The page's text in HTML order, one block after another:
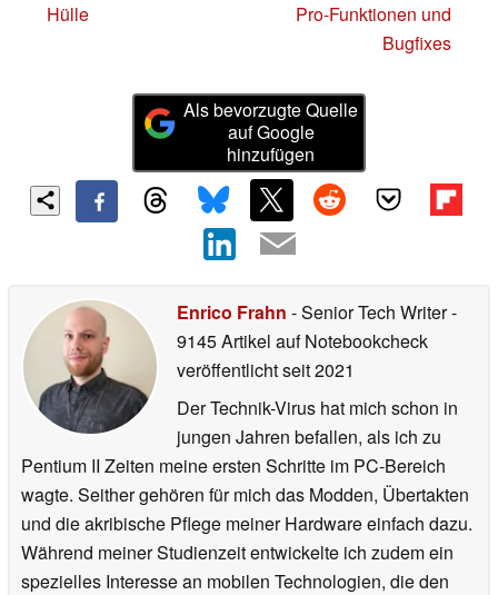
Hülle
Pro-Funktionen und
Bugfixes
Als bevorzugte Quelle
auf Google
hinzufügen
Enrico Frahn - Senior Tech Writer-
9145 Artikel auf Notebookcheck
veröffentlichtseit 2021
Der Technik-Virus hat mich schon in
jungen Jahren befallen, als ich zu
Pentium II Zeiten meine ersten Schritte im PC-Bereich
wagte. Seither gehören für mich das Modden, Übertakten
und die akribische Pflege meiner Hardware einfach dazu.
Während meiner Studienzeit entwickelte ich zudem ein
spezielles Interesse an mobilen Technologien, die den